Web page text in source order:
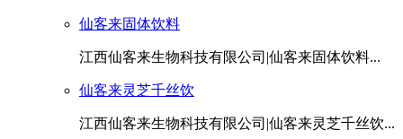
仙客来固体饮料
江西仙客来生物科技有限公司|仙客来固体饮料...
仙客来灵芝千丝饮
江西仙客来生物科技有限公司|仙客来灵芝千丝饮...